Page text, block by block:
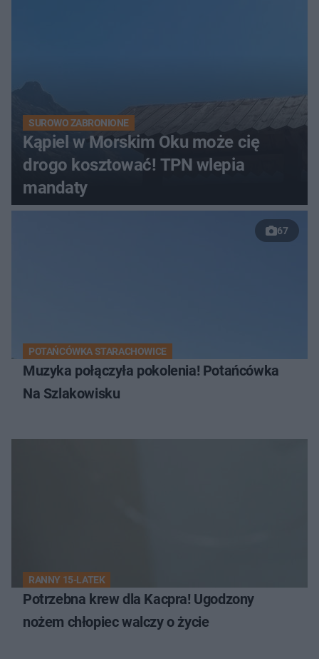
SUROWO ZABRONIONE
Kąpiel w Morskim Oku może cię
drogo kosztować! TPN wlepia
mandaty
67
POTAŃCÓWKA STARACHOWICE
Muzyka połączyła pokolenia! Potańcówka
Na Szlakowisku
RANNY 15-LATEK
Potrzebna krew dla Kacpra! Ugodzony
nożem chłopiec walczy o życie